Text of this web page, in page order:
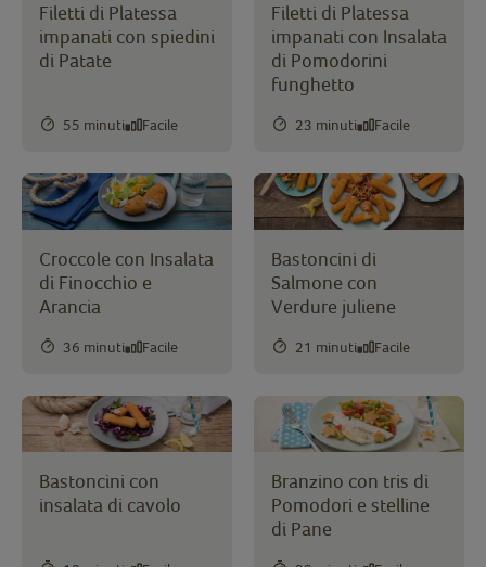
Filetti di Platessa
impanati con spiedini
di Patate
55 minuti Facile
Filetti di Platessa
impanati con Insalata
di Pomodorini
funghetto
23 minuti Facile
Croccole con Insalata
di Finocchio e
Arancia
36 minuti Facile
Bastoncini di
Salmone con
Verdure juliene
21 minuti Facile
Bastoncini con
insalata di cavolo
Branzino con tris di
Pomodori e stelline
di Pane